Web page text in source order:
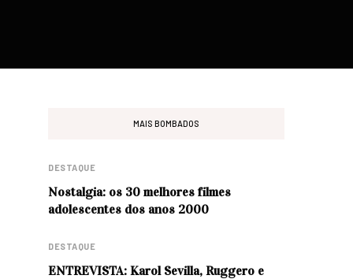
MAIS BOMBADOS
DESTAQUE
Nostalgia: os 30 melhores filmes
adolescentes dos anos 2000
DESTAQUE
ENTREVISTA: Karol Sevilla, Ruggero e